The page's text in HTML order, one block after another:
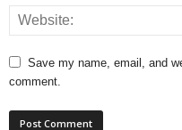
Save my name, email, and
comment.